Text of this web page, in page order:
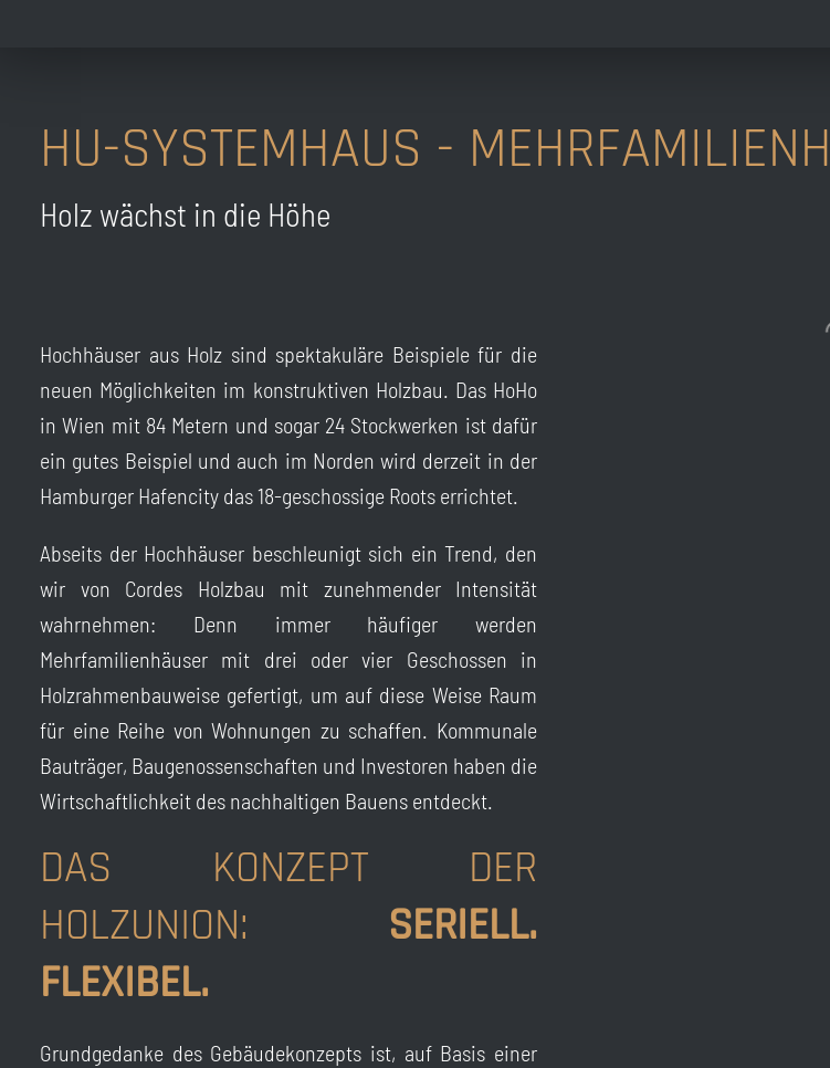
HU-SYSTEMHAUS -
Holz wächst in die Höhe
Hochhäuser aus Holz sind spektakuläre Beispiele für die
neuen Möglichkeiten im konstruktiven Holzbau. Das HoHo
in Wien mit 84 Metern und sogar 24 Stockwerken ist dafür
ein gutes Beispiel und auch im Norden wird derzeit in der
Hamburger Hafencity das 18-geschossige Roots errichtet.
Abseits der Hochhäuser beschleunigt sich ein Trend, den
wir von Cordes Holzbau mit zunehmender Intensität
wahrnehmen: Denn immer häufiger werden
Mehrfamilienhäuser mit drei oder vier Geschossen in
Holzrahmenbauweise gefertigt, um auf diese Weise Raum
für eine Reihe von Wohnungen zu schaffen. Kommunale
Bauträger, Baugenossenschaften und Investoren haben die
Wirtschaftlichkeit des nachhaltigen Bauens entdeckt.
DAS KONZEPT DER
HOLZUNION: SERIELL.
FLEXIBEL.
Grundgedanke des Gebäudekonzepts ist, auf Basis einer